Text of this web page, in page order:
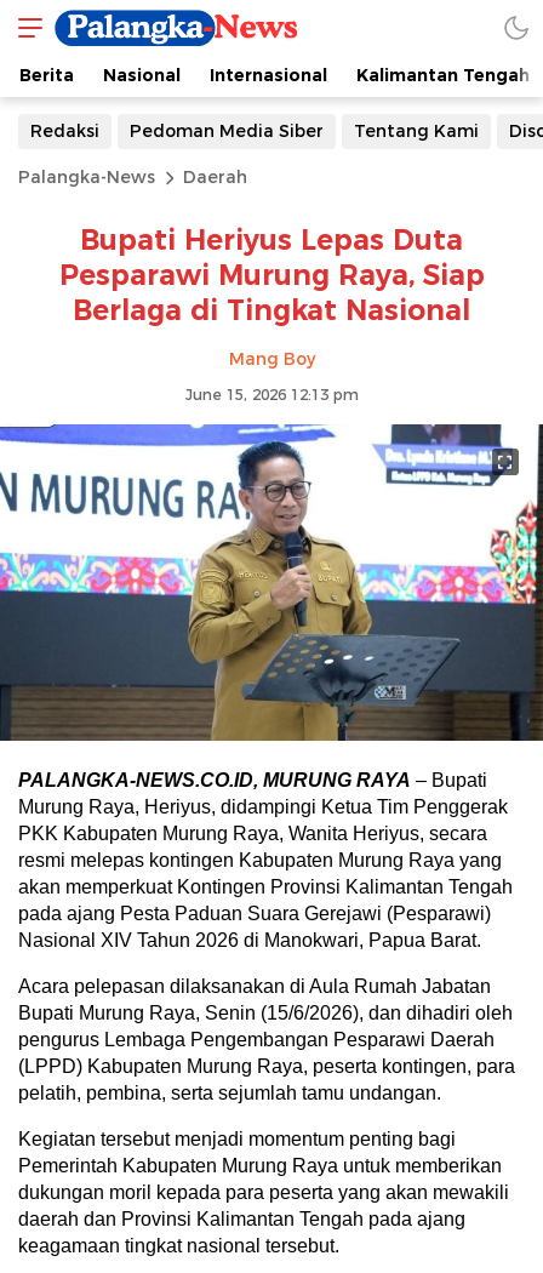
Berita Nasional Internasional Kalimantan Tengah
Redaksi Pedoman Media Siber Tentang Kami
Palangka-News Daerah
Bupati Heriyus Lepas Duta
Pesparawi Murung Raya, Siap
Berlaga di Tingkat Nasional
Mang Boy
June 15, 2026 12:13 pm
PALANGKA-NEWS.CO.ID, MURUNG RAYA – Bupati
Murung Raya, Heriyus, didampingi Ketua Tim Penggerak
PKK Kabupaten Murung Raya, Wanita Heriyus, secara
resmi melepas kontingen Kabupaten Murung Raya yang
akan memperkuat Kontingen Provinsi Kalimantan Tengah
pada ajang Pesta Paduan Suara Gerejawi (Pesparawi)
Nasional XIV Tahun 2026 di Manokwari, Papua Barat.
Acara pelepasan dilaksanakan di Aula Rumah Jabatan
Bupati Murung Raya, Senin (15/6/2026), dan dihadiri oleh
pengurus Lembaga Pengembangan Pesparawi Daerah
(LPPD) Kabupaten Murung Raya, peserta kontingen, para
pelatih, pembina, serta sejumlah tamu undangan.
Kegiatan tersebut menjadi momentum penting bagi
Pemerintah Kabupaten Murung Raya untuk memberikan
dukungan moril kepada para peserta yang akan mewakili
daerah dan Provinsi Kalimantan Tengah pada ajang
keagamaan tingkat nasional tersebut.